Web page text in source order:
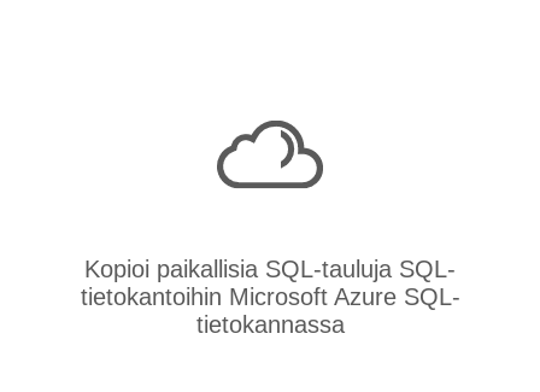
Kopioi paikallisia SQL-tauluja SQL-
tietokantoihin Microsoft Azure SQL-
tietokannassa